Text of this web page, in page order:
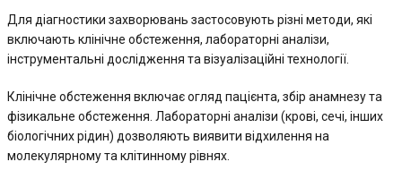
Для діагностики захворювань застосовують різні методи, які
включають клінічне обстеження, лабораторні аналізи,
інструментальні дослідження та візуалізаційні технології.
Клінічне обстеження включає огляд пацієнта, збір анамнезу та
фізикальне обстеження. Лабораторні аналізи (крові, сечі, інших
біологічних рідин) дозволяють виявити відхилення на
молекулярному та клітинному рівнях.